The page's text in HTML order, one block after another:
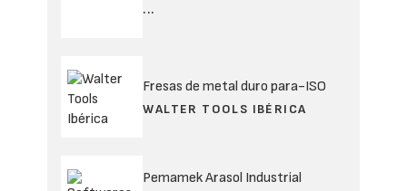
...
Fresas de metal duro para-ISO
WALTER TOOLS IBÉRICA
Pemamek Arasol Industrial